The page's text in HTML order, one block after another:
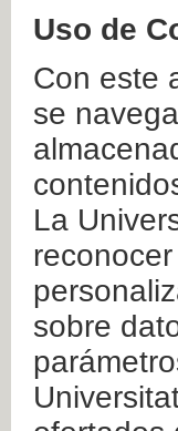
Uso de
Con este
se
La
sobre